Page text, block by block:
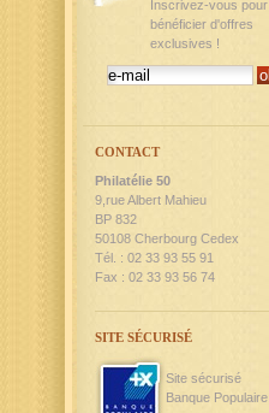
Inscrivez-vous pour
bénéficier d'offres
exclusives !
CONTACT
Philatélie 50
9,rue Albert Mahieu
BP 832
50108 Cherbourg Cedex
Tél. : 02 33 93 55 91
Fax : 02 33 93 56 74
SITE SÉCURISÉ
Site sécurisé
Banque Populaire